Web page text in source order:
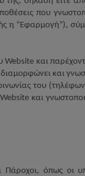
που
η “Εφαρμογή”),
Website και
και
του
Websiteκαι
όπως οι